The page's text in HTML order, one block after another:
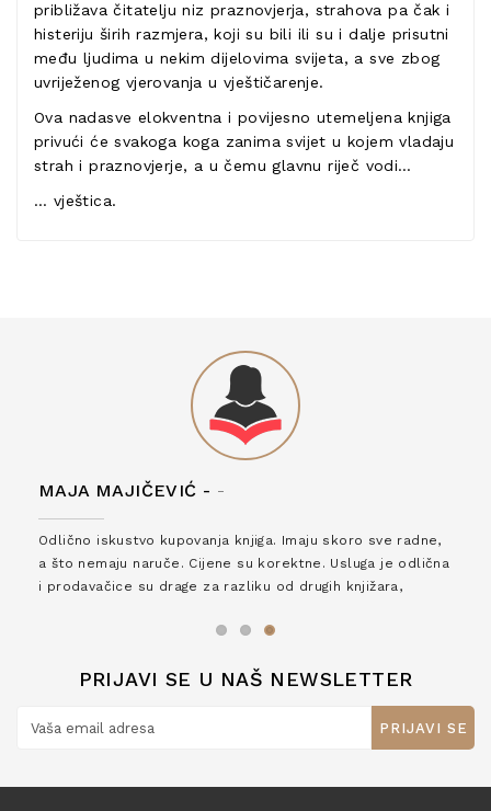
približava čitatelju niz praznovjerja, strahova pa čak i
histeriju širih razmjera, koji su bili ili su i dalje prisutni
među ljudima u nekim dijelovima svijeta, a sve zbog
uvriježenog vjerovanja u vještičarenje.
Ova nadasve elokventna i povijesno utemeljena knjiga
privući će svakoga koga zanima svijet u kojem vladaju
strah i praznovjerje, a u čemu glavnu riječ vodi…
… vještica.
MAJA MAJIČEVIĆ - -
Odlično iskustvo kupovanja knjiga. Imaju skoro sve radne,
a što nemaju naruče. Cijene su korektne. Usluga je odlična
i prodavačice su drage za razliku od drugih knjižara,
PRIJAVI SE U NAŠ NEWSLETTER
PRIJAVI SE